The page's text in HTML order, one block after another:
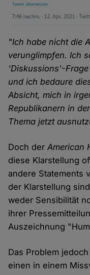
"Ich habe nicht die
verunglimpfen. Ich
'Diskussions'-
und ich bedaure
Absicht, mich in
Republikanern in
Thema jetzt
Doch derAmerican
diese Klarstellung
andere Statements
der Klarstellung
weder Sensibilität
ihrer
Auszeichnung
Das Problem
einen in einem